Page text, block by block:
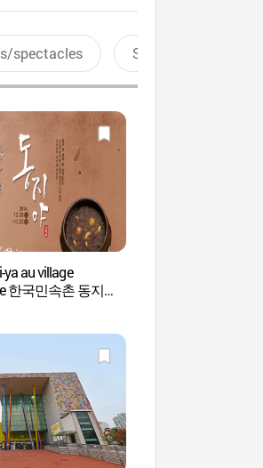
spectacles Sports aquatiques
ya au village
한국민속촌 동지야